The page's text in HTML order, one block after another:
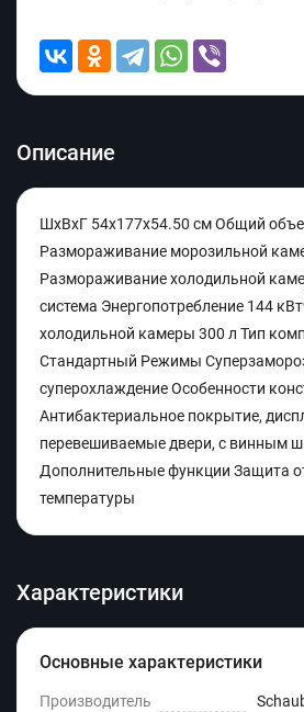
Описание
ШхВхГ 54х177х54.50 см Общий
Размораживание морозильной
Размораживание холодильной
система Энергопотребление 144
холодильной камеры 300 л Тип
Стандартный Режимы
суперохлаждение Особенности
Антибактериальное покрытие,
перевешиваемые двери, с винным
Дополнительные функции Защита
температуры
Характеристики
Основные характеристики
Производитель